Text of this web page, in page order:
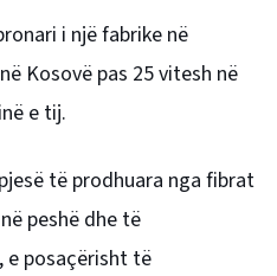
i një fabrike në
Kosovë pas 25 vitesh në
e tij.
të prodhuara nga fibrat
peshë dhe të
e posaçërisht të